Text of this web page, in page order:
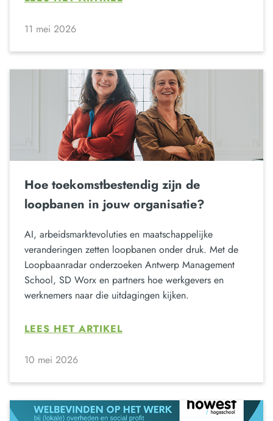
11 mei 2026
Hoe toekomstbestendig zijn de
loopbanen in jouw organisatie?
AI, arbeidsmarktevoluties en maatschappelijke
veranderingen zetten loopbanen onder druk. Met de
Loopbaanradar onderzoeken Antwerp Management
School, SD Worx en partners hoe werkgevers en
werknemers naar die uitdagingen kijken.
LEES HET ARTIKEL
10 mei 2026